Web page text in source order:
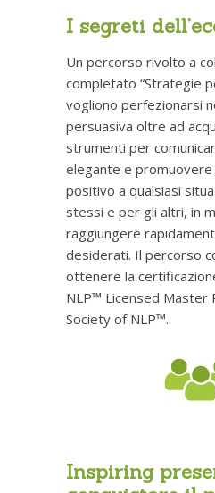
I segreti
Un percorso rivolto a
completato “Strategie
vogliono perfezionarsi
persuasiva oltre ad
strumenti per
elegante e promuovere
positivo a qualsiasi
stessi e per gli altri, in
raggiungere
desiderati. Il percorso
ottenere la
NLP™ Licensed Master
Society of NLP™.
Inspiring